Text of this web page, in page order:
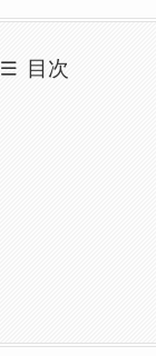
目次